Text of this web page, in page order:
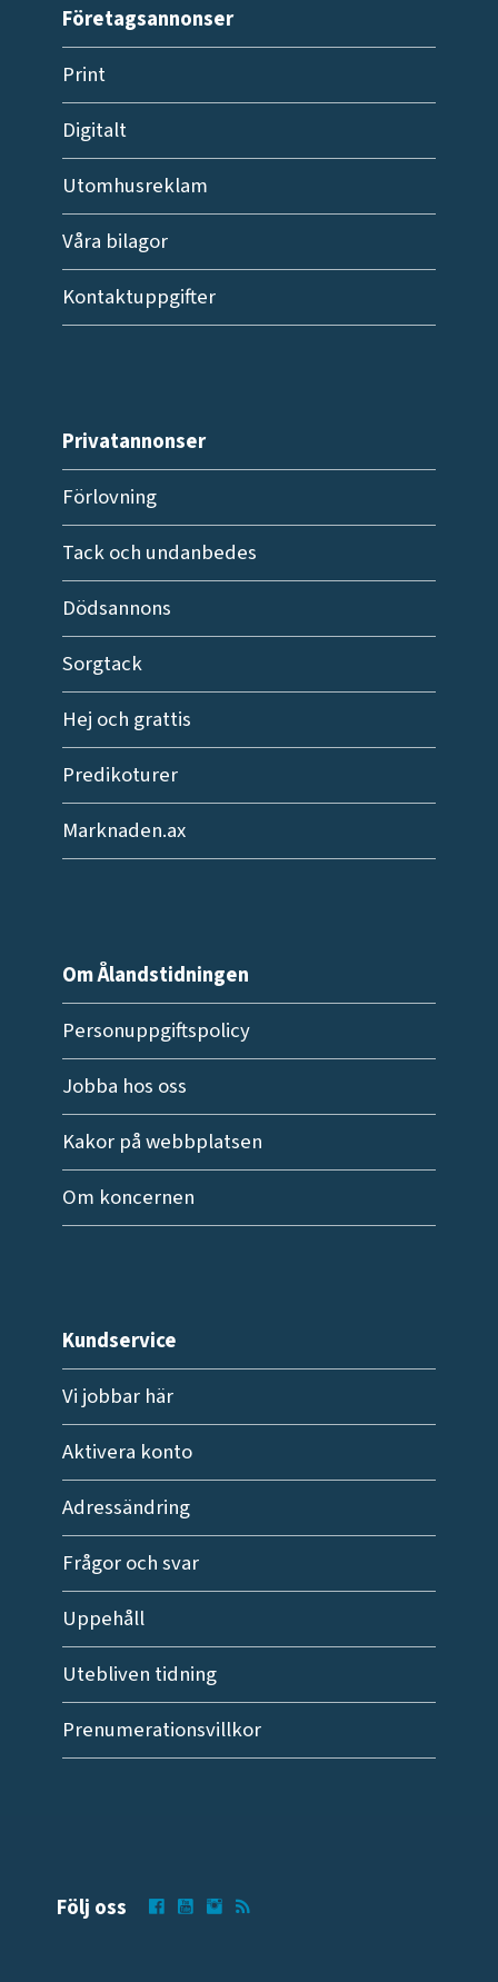
Företagsannonser
Print
Digitalt
Utomhusreklam
Våra bilagor
Kontaktuppgifter
Privatannonser
Förlovning
Tack och undanbedes
Dödsannons
Sorgtack
Hej och grattis
Predikoturer
Marknaden.ax
Om Ålandstidningen
Personuppgiftspolicy
Jobba hos oss
Kakor på webbplatsen
Om koncernen
Kundservice
Vi jobbar här
Aktivera konto
Adressändring
Frågor och svar
Uppehåll
Utebliven tidning
Prenumerationsvillkor
Följ oss